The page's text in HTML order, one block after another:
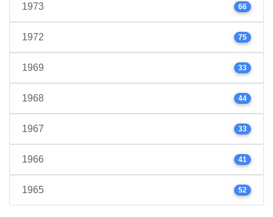
1973 66
1972 75
1969 33
1968 44
1967 33
1966 41
1965 52